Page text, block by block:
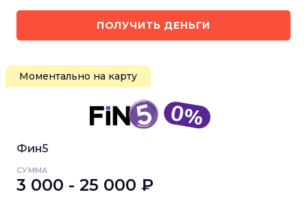
ПОЛУЧИТЬ ДЕНЬГИ
Моментально на карту
Фин5
СУММА
3 000 - 25 000 ₽